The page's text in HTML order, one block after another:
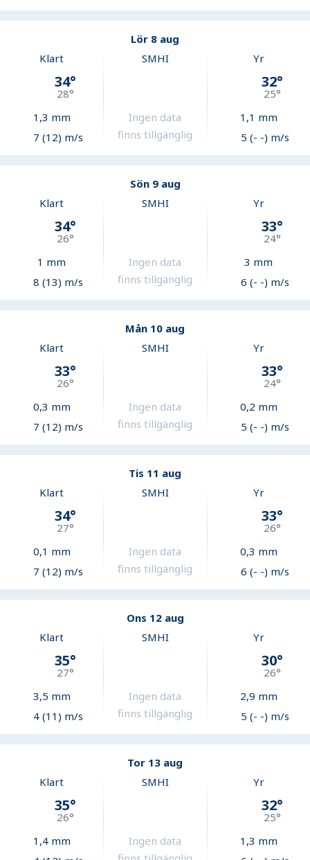
Lör 8 aug
Klart
34°
28°
1,3 mm
7 (12) m/s
SMHI
Ingen data
finns tillgänglig
Yr
32°
25°
1,1 mm
5 (- -) m/s
Sön 9 aug
Klart
34°
26°
1 mm
8 (13) m/s
SMHI
Ingen data
finns tillgänglig
Yr
33°
24°
3 mm
6 (- -) m/s
Mån 10 aug
Klart
33°
26°
0,3 mm
7 (12) m/s
SMHI
Ingen data
finns tillgänglig
Yr
33°
24°
0,2 mm
5 (- -) m/s
Tis 11 aug
Klart
34°
27°
0,1 mm
7 (12) m/s
SMHI
Ingen data
finns tillgänglig
Yr
33°
26°
0,3 mm
6 (- -) m/s
Ons 12 aug
Klart
35°
27°
3,5 mm
4 (11) m/s
SMHI
Ingen data
finns tillgänglig
Yr
30°
26°
2,9 mm
5 (- -) m/s
Tor 13 aug
Klart
35°
26°
1,4mm
SMHI
Ingen data
Yr
32°
25°
1,3 mm